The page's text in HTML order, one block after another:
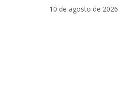
10 de agosto de 2026